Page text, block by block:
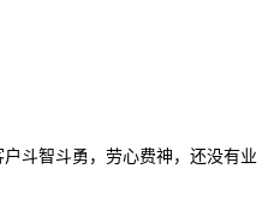
斗智斗勇，劳心费神，还没有业